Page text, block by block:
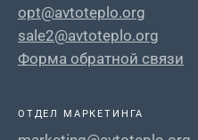
opt@avtoteplo.org
sale2@avtoteplo.org
Форма обратной связи
ОТДЕЛ МАРКЕТИНГА